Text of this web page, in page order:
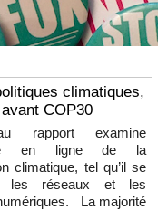
climatiques,
COP30
rapport examine
en ligne de la
climatique, tel qu’il se
les réseaux et les
La majorité